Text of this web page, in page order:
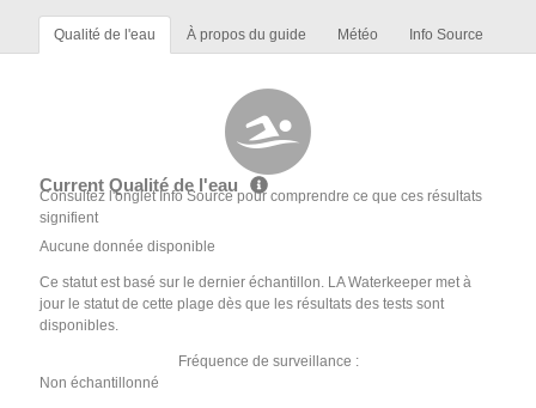
Qualité de l'eau À propos du guide Météo Info Source
Current Qualité de l'eau
Consultez l'onglet Info Source pour comprendre ce que ces résultats
signifient
Aucune donnée disponible
Ce statut est basé sur le dernier échantillon. LA Waterkeeper met à
jour le statut de cette plage dès que les résultats des tests sont
disponibles.
Fréquence de surveillance :
Non échantillonné